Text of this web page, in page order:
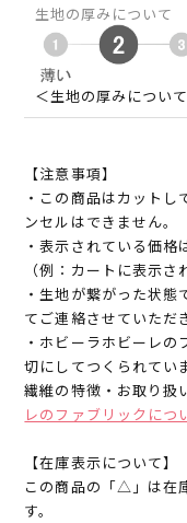
生地の厚みについて
＜生地の厚みについ
【注意事項】
・この商品はカットし
ンセルはできません。
・表示されている価格
（例：カートに表示さ
・生地が繋がった状
てご連絡させていただ
・ホビーラホビーレ
切にしてつくられてい
繊維の特徴・お取り扱
レのファブリックにつ
【在庫表示について】
この商品の「△」は在
す。